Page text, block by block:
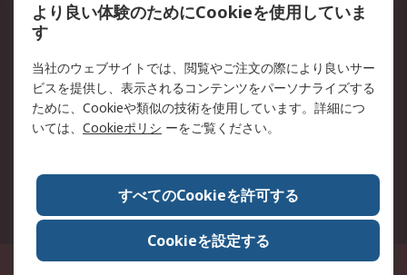
クッキーポリシー
RSについて
会社概要
採用情報
プレスリリース＆お知ら
コーポレートサイト
全世界のRS
RSの歴史
ESGへの取り組み（英語）
認証について
〒240-0005 神奈川県横浜市保土ヶ谷区神戸町134番地 横浜ビジネスパーク ウ
より良い体験のためにCookieを使用していま
す
当社のウェブサイトでは、閲覧やご注文の際により良いサー
ビスを提供し、表示されるコンテンツをパーソナライズする
ために、Cookieや類似の技術を使用しています。詳細につ
いては、 Cookieポリシ ーをご覧ください。
すべてのCookieを許可する
Cookieを設定する